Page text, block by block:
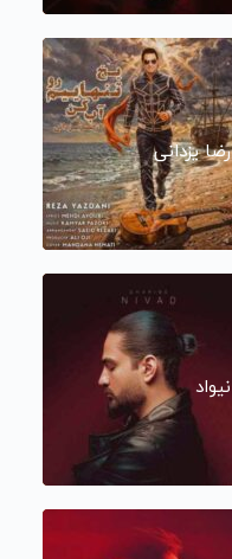
رضا یزدانی
نیواد